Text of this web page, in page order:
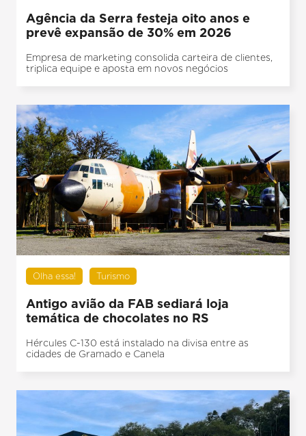
Agência da Serra festeja oito anos e
prevê expansão de 30% em 2026
Empresa de marketing consolida carteira de clientes,
triplica equipe e aposta em novos negócios
Olha essa! Turismo
Antigo avião da FAB sediará loja
temática de chocolates no RS
Hércules C-130 está instalado na divisa entre as
cidades de Gramado e Canela